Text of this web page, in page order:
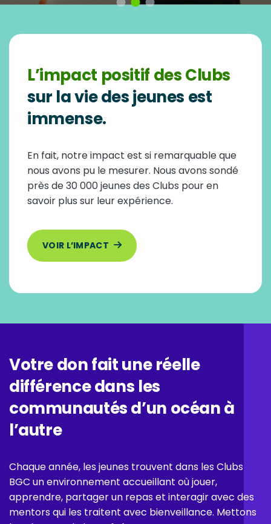
L’impact positif des Clubs
sur la vie des jeunes est
immense.
En fait, notre impact est si remarquable que
nous avons pu le mesurer. Nous avons sondé
près de 30 000 jeunes des Clubs pour en
savoir plus sur leur expérience.
VOIR L’IMPACT
Votre don fait une réelle
différence dans les
communautés d’un océan à
l’autre
Chaque année, les jeunes trouvent dans les Clubs
BGC un environnement accueillant où jouer,
apprendre, partager un repas et interagir avec des
mentors qui les traitent avec bienveillance. Mettons